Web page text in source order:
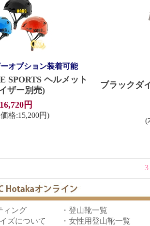
オプション装着可能
SPORTS ヘルメット
ザー別売)
16,720円
格:15,200円)
ブラックダ
(
ィング
ズについて
・登山靴一覧
・女性用登山靴一覧